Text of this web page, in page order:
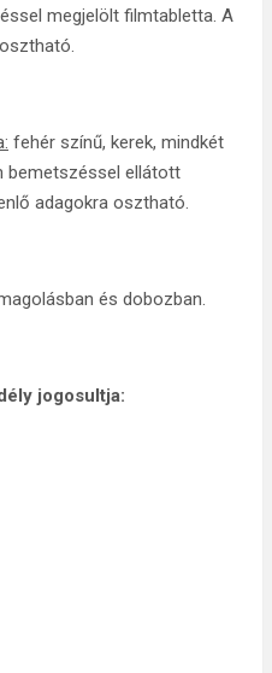
megjelölt filmtabletta. A
fehér színű, kerek, mindkét
bemetszéssel ellátott
adagokra osztható.
és dobozban.
jogosultja: